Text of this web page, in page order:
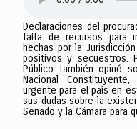
Declaraciones del
falta de recursos para
hechas por la
positivos y secuestros.
Público también opinó
Nacional
urgente para el país en
sus dudas sobre la
Senado y la Cámara para